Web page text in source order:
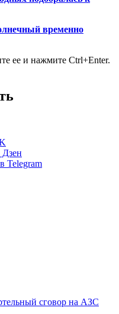
временно
ее и нажмите Ctrl+Enter.
Дзен
Telegram
сговор на АЗС